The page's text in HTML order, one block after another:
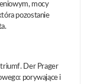
mocy
pozostanie
triumf. Der Prager
porywające i